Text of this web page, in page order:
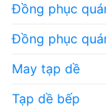
Đồng phục
Đồng phục
May tạp dề
Tạp dề bếp